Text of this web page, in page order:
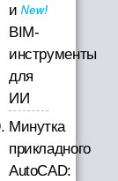
и
BIM-
инструменты
для
ИИ
Минутка
прикладного
AutoCAD: